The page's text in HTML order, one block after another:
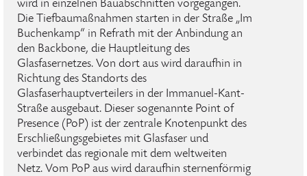
wird in einzelnen Bauabschnitten vorgegangen.
Die Tiefbaumaßnahmen starten in der Straße „Im
Buchenkamp“ in Refrath mit der Anbindung an
den Backbone, die Hauptleitung des
Glasfasernetzes. Von dort aus wird daraufhin in
Richtung des Standorts des
Glasfaserhauptverteilers in der Immanuel-Kant-
Straße ausgebaut. Dieser sogenannte Point of
Presence (PoP) ist der zentrale Knotenpunkt des
Erschließungsgebietes mit Glasfaser und
verbindet das regionale mit dem weltweiten
Netz. Vom PoP aus wird daraufhin sternenförmig